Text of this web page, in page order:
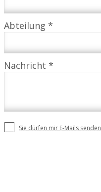
Abteilung *
Nachricht *
Sie dürfen mir E-Mails senden